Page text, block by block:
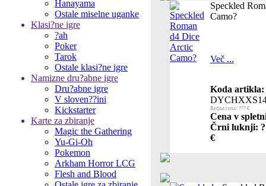
Hanayama
Ostale miselne uganke
Klasi?ne igre
?ah
Poker
Tarok
Ostale klasi?ne igre
Namizne dru?abne igre
Dru?abne igre
V sloven??ini
Kickstarter
Karte za zbiranje
Magic the Gathering
Yu-Gi-Oh
Pokemon
Arkham Horror LCG
Flesh and Blood
Speckled
Camo?
Več ...
Koda artikla:
Redna cena: ??? €
Cena v
Črni luknji:
€